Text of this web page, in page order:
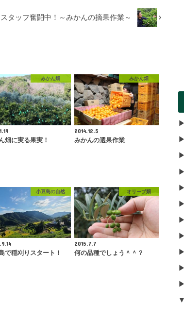
タッフ奮闘中！～みかんの摘果作業～
みかん畑
畑に実る果実！
みかん畑
2014.12.5
みかんの選果作業
小豆島の自然
で稲刈りスタート！
オリーブ畑
2015.7.7
何の品種でしょう＾＾？